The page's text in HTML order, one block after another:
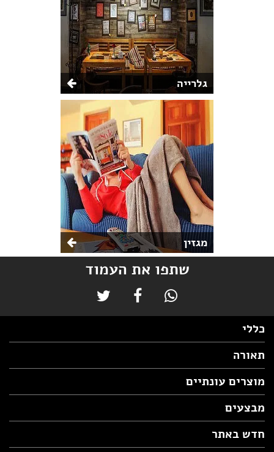
גלרייה
מגזין
שתפו את העמוד
כללי
תאורה
מוצרים עונתיים
מבצעים
חדש באתר